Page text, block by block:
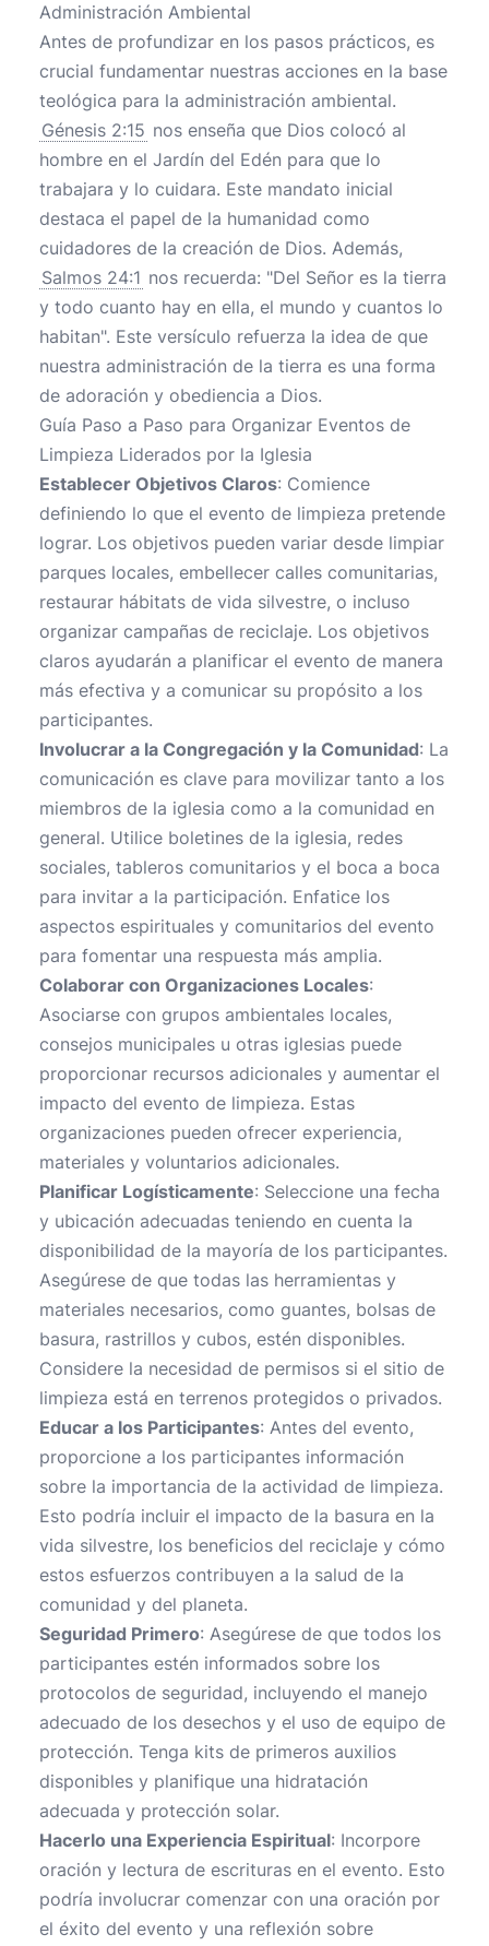
Administración Ambiental
Antes de profundizar en los pasos prácticos, es
crucial fundamentar nuestras acciones en la base
teológica para la administración ambiental.
Génesis 2:15 nos enseña que Dios colocó al
hombre en el Jardín del Edén para que lo
trabajara y lo cuidara. Este mandato inicial
destaca el papel de la humanidad como
cuidadores de la creación de Dios. Además,
Salmos 24:1 nos recuerda: "Del Señor es la tierra
y todo cuanto hay en ella, el mundo y cuantos lo
habitan". Este versículo refuerza la idea de que
nuestra administración de la tierra es una forma
de adoración y obediencia a Dios.
Guía Paso a Paso para Organizar Eventos de
Limpieza Liderados por la Iglesia
Establecer Objetivos Claros: Comience
definiendo lo que el evento de limpieza pretende
lograr. Los objetivos pueden variar desde limpiar
parques locales, embellecer calles comunitarias,
restaurar hábitats de vida silvestre, o incluso
organizar campañas de reciclaje. Los objetivos
claros ayudarán a planificar el evento de manera
más efectiva y a comunicar su propósito a los
participantes.
Involucrar a la Congregación y la Comunidad: La
comunicación es clave para movilizar tanto a los
miembros de la iglesia como a la comunidad en
general. Utilice boletines de la iglesia, redes
sociales, tableros comunitarios y el boca a boca
para invitar a la participación. Enfatice los
aspectos espirituales y comunitarios del evento
para fomentar una respuesta más amplia.
Colaborar con Organizaciones Locales:
Asociarse con grupos ambientales locales,
consejos municipales u otras iglesias puede
proporcionar recursos adicionales y aumentar el
impacto del evento de limpieza. Estas
organizaciones pueden ofrecer experiencia,
materiales y voluntarios adicionales.
Planificar Logísticamente: Seleccione una fecha
y ubicación adecuadas teniendo en cuenta la
disponibilidad de la mayoría de los participantes.
Asegúrese de que todas las herramientas y
materiales necesarios, como guantes, bolsas de
basura, rastrillos y cubos, estén disponibles.
Considere la necesidad de permisos si el sitio de
limpieza está en terrenos protegidos o privados.
Educar a los Participantes: Antes del evento,
proporcione a los participantes información
sobre la importancia de la actividad de limpieza.
Esto podría incluir el impacto de la basura en la
vida silvestre, los beneficios del reciclaje y cómo
estos esfuerzos contribuyen a la salud de la
comunidad y del planeta.
Seguridad Primero: Asegúrese de que todos los
participantes estén informados sobre los
protocolos de seguridad, incluyendo el manejo
adecuado de los desechos y el uso de equipo de
protección. Tenga kits de primeros auxilios
disponibles y planifique una hidratación
adecuada y protección solar.
Hacerlo una Experiencia Espiritual: Incorpore
oración y lectura de escrituras en el evento. Esto
podría involucrar comenzar con una oración por
el éxito del evento y una reflexión sobre